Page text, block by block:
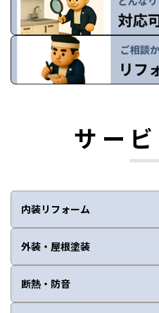
サー
内装リフォーム
外装・屋根塗装
断熱・防音